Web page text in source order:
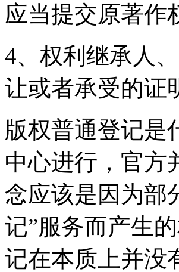
应当提交原著作
4、权利继承人
让或者承受的证
版权普通登记是
中心进行，官方
念应该是因为部
记”服务而产生
记在本质上并没